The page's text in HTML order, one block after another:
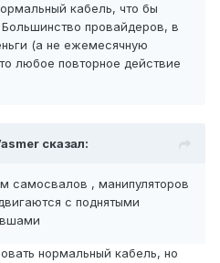
кабель, что бы
провайдеров, в
(а не ежемесячную
любое повторное действие
сказал:
самосвалов , манипуляторов
с поднятыми
нормальный кабель, но